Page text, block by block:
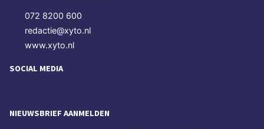
072 8200 600
redactie@xyto.nl
www.xyto.nl
SOCIAL MEDIA
NIEUWSBRIEF AANMELDEN